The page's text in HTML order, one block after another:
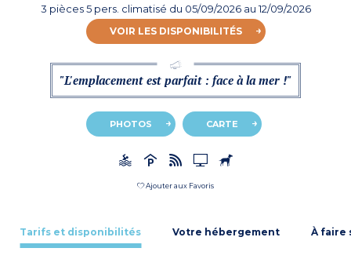
3 pièces 5 pers. climatisé du 05/09/2026au 12/09/2026
VOIR LES DISPONIBILITÉS
"L'emplacement est parfait : face à la mer !"
PHOTOS CARTE
Ajouter aux Favoris
Tarifs et disponibilités Votre hébergement À faire